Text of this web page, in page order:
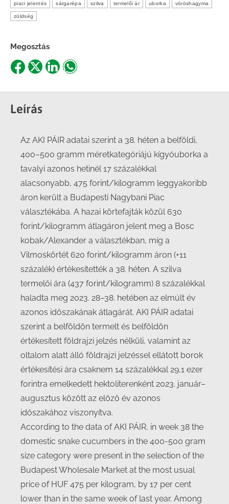
piaci jelentés sárgarépa szilva termelői ár uborka vöröshagyma
zöldség
Megosztás
Share
Facebook
Share
X
ShareShare
Leírás
Az AKI PÁIR adatai szerint a 38. héten a belföldi,
400–500 gramm méretkategóriájú kígyóuborka a
tavalyi azonos hetinél 17 százalékkal
alacsonyabb, 475 forint/kilogramm leggyakoribb
áron került a Budapesti Nagybani Piac
választékába. A hazai körtefajták közül 630
forint/kilogramm átlagáron jelent meg a Bosc
kobak/Alexander a választékban, míg a
Vilmoskörtét 620 forint/kilogramm áron (+11
százalék) értékesítették a 38. héten. A szilva
termelői ára (437 forint/kilogramm) 8 százalékkal
haladta meg 2023. 28–38. hetében az elmúlt év
azonos időszakának átlagárát. AKI PÁIR adatai
szerint a belföldön termelt és belföldön
értékesített földrajzi jelzés nélküli, valamint az
oltalom alatt álló földrajzi jelzéssel ellátott borok
értékesítési ára csaknem 14 százalékkal 29,1 ezer
forintra emelkedett hektoliterenként 2023. január–
augusztus között az előző év azonos
időszakához viszonyítva.
According to the data of AKI PÁIR, in week 38 the
domestic snake cucumbers in the 400-500 gram
size category were present in the selection of the
Budapest Wholesale Market at the most usual
price of HUF 475 per kilogram, by 17 per cent
lower than in the same week of last year. Among